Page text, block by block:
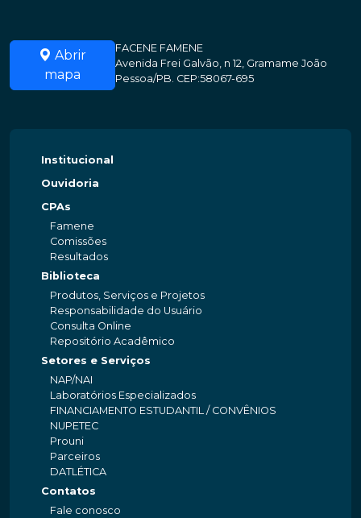
Abrir
mapa
FACENE FAMENE
Avenida Frei Galvão, n 12, Gramame João
Pessoa/PB. CEP:58067-695
Institucional
Ouvidoria
CPAs
Famene
Comissões
Resultados
Biblioteca
Produtos, Serviços e Projetos
Responsabilidade do Usuário
Consulta Online
Repositório Acadêmico
Setores e Serviços
NAP/NAI
Laboratórios Especializados
FINANCIAMENTO ESTUDANTIL / CONVÊNIOS
NUPETEC
Prouni
Parceiros
DATLÉTICA
Contatos
Fale conosco